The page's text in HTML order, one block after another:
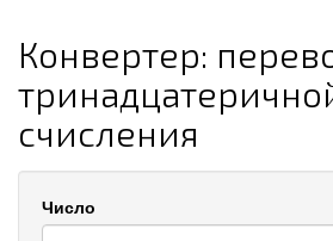
Конвертер:
счисления
Число